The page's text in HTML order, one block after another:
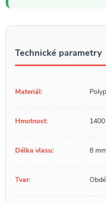
Technické parametry
Materiál:
Hmotnost:
Délka vlasu: 8 mm
Tvar: